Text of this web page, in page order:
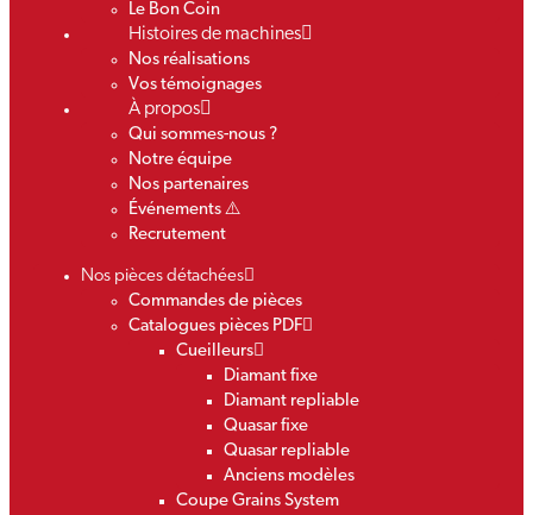
Le Bon Coin
Histoires de machines
Nos réalisations
Vos témoignages
À propos
Qui sommes-nous ?
Notre équipe
Nos partenaires
Événements ⚠️
Recrutement
Nos pièces détachées
Commandes de pièces
Catalogues pièces PDF
Cueilleurs
Diamant fixe
Diamant repliable
Quasar fixe
Quasar repliable
Anciens modèles
Coupe Grains System